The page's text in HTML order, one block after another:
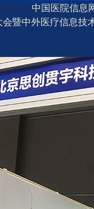
中国医院信息
暨中外医疗信息